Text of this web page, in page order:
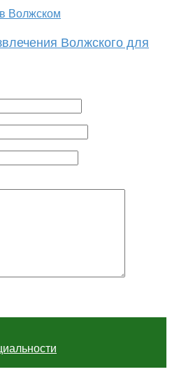
Волжского для